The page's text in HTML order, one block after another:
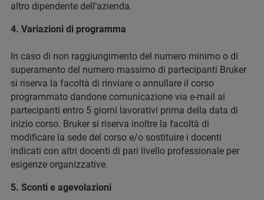
altro dipendente dell’azienda.
4. Variazioni di programma
In caso di non raggiungimento del numero minimo o di
superamento del numero massimo di partecipanti Bruker
si riserva la facoltà di rinviare o annullare il corso
programmato dandone comunicazione via e-mail ai
partecipanti entro 5 giorni lavorativi prima della data di
inizio corso. Bruker si riserva inoltre la facoltà di
modificare la sede del corso e/o sostituire i docenti
indicati con altri docenti di pari livello professionale per
esigenze organizzative.
5. Sconti e agevolazioni